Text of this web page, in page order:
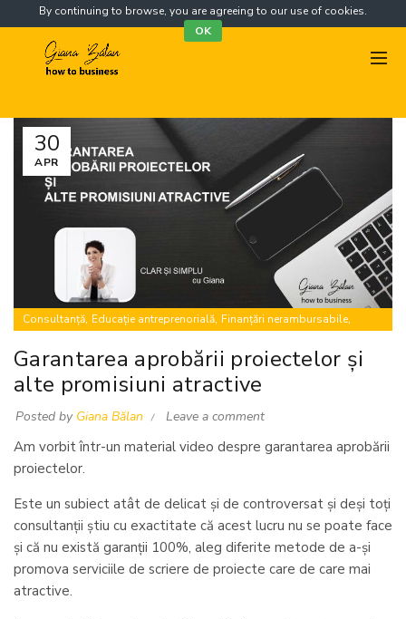
30
APR
Consultanță, Educație antreprenorială, Finanțări nerambursabile,
Garantarea aprobării proiectelor și
alte promisiuni atractive
Posted by Giana Bălan Leave a comment
Am vorbit într-un material video despre garantarea aprobării
proiectelor.
Este un subiect atât de delicat și de controversat și deși toți
consultanții știu cu exactitate că acest lucru nu se poate face
și că nu există garanții 100%, aleg diferite metode de a-și
promova serviciile de scriere de proiecte care de care mai
atractive.
By continuing to browse, you are agreeing to our use of cookies.
OK